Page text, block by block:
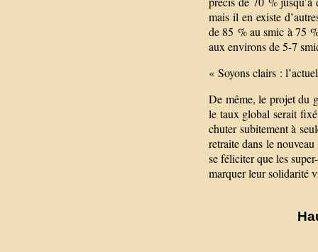
mais il en existe
de 85 % au smic à 75
aux environs de 5-7
« Soyons clairs :
De même, le projet du
le taux global serait
chuter subitement à
retraite dans le
se féliciter que les
marquer leur solidarité